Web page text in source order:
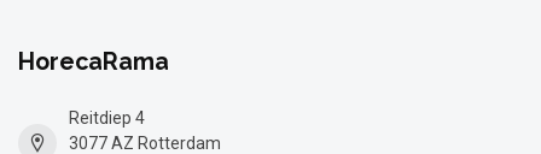
HorecaRama
Reitdiep 4
3077 AZ Rotterdam